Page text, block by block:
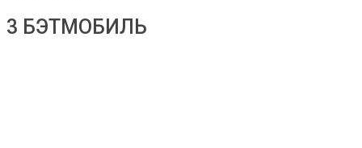
3 БЭТМОБИЛЬ